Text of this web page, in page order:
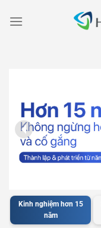
Kinh nghiệm hơn 15
năm